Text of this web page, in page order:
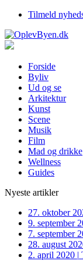
Tilmeld
Forside
Byliv
Ud og se
Arkitektur
Kunst
Scene
Musik
Film
Mad og drikke
Wellness
Guides
Nyeste artikler
27. oktober
9. september
7. september
28. august
2. april 2020 |